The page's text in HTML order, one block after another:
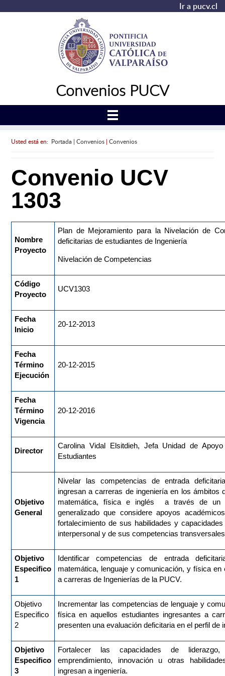
Ir a pucv.cl
Convenios PUCV
Usted está en: Portada| Convenios| Convenios
Convenio UCV
1303
Nombre
Proyecto
Plan de Mejoramiento para la Nivelación de
deficitarias de estudiantes de Ingeniería
Nivelación de Competencias
Código
Proyecto
UCV1303
Fecha
Inicio
20-12-2013
Fecha
Término
Ejecución
20-12-2015
Fecha
Término
Vigencia
20-12-2016
Director
Carolina Vidal Elsitdieh, Jefa Unidad de
Estudiantes
Objetivo
General
Nivelar las competencias de entrada
ingresan a carreras de ingeniería en los ámbitos
matemática, física e inglés a través de un
generalizado que considere apoyos
fortalecimiento de sus habilidades y
interpersonal y de sus competencias
Objetivo
Especifico
1
Identificar competencias de entrada
matemática, lenguaje y comunicación, y física en
a carreras de Ingenierías de la PUCV.
Objetivo
Especifico
2
Incrementar las competencias de lenguaje y
física en aquellos estudiantes ingresantes a
presenten una evaluación deficitaria en el perfil de
Objetivo
Especifico
3
Fortalecer las capacidades de
emprendimiento, innovación u otras
ingresan a ingeniería.